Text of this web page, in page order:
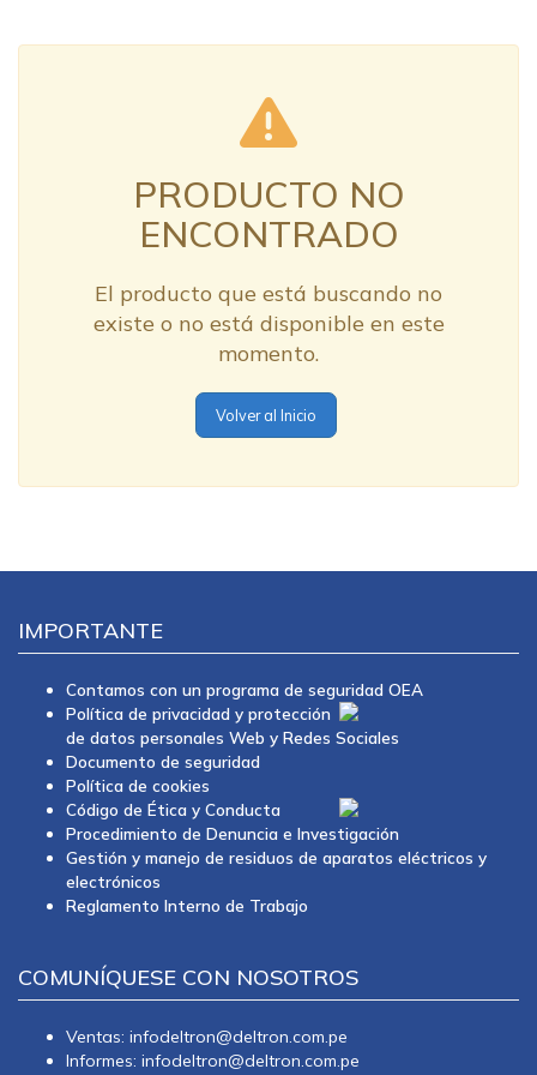
PRODUCTO NO
ENCONTRADO
El producto que está buscando no
existe o no está disponible en este
momento.
Volver al Inicio
IMPORTANTE
Contamos con un programa de seguridad OEA
Política de privacidad y protección
de datos personales Web y Redes Sociales
Documento de seguridad
Política de cookies
Código de Ética y Conducta
Procedimiento de Denuncia e Investigación
Gestión y manejo de residuos de aparatos eléctricos y
electrónicos
Reglamento Interno de Trabajo
COMUNÍQUESE CON NOSOTROS
Ventas: infodeltron@deltron.com.pe
Informes: infodeltron@deltron.com.pe